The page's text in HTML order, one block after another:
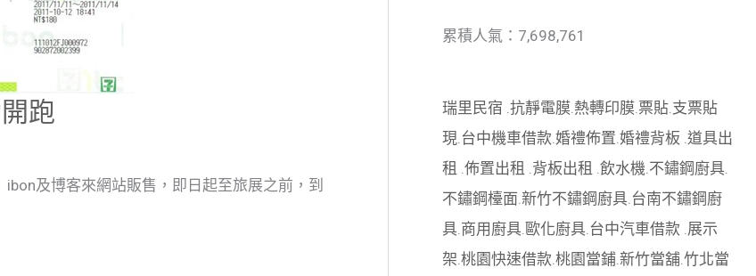
跑
及博客來網站販售，即日起至旅展之前，到
累積人氣：7,698,761
瑞里民宿 .抗靜電膜.熱轉印膜.票貼.支票貼
現.台中機車借款.婚禮佈置.婚禮背板 .道具出
租 .佈置出租 .背板出租 .飲水機.不鏽鋼廚具.
不鏽鋼檯面.新竹不鏽鋼廚具.台南不鏽鋼廚
具.商用廚具.歐化廚具.台中汽車借款 .展示
架.桃園快速借款.桃園當鋪.新竹當舖.竹北當